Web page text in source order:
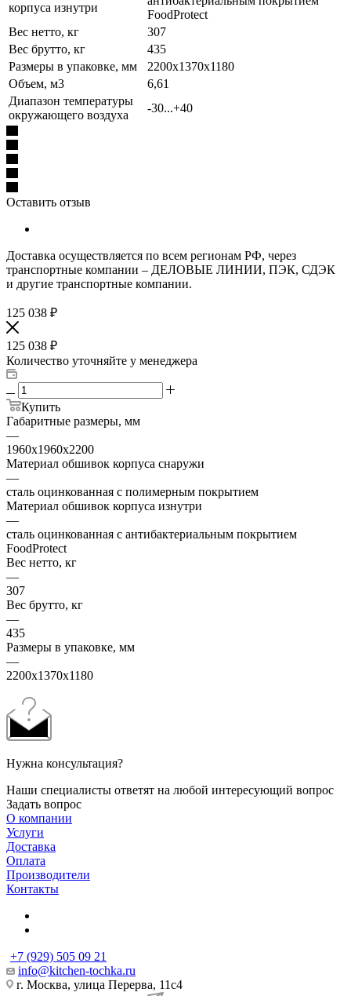
корпуса изнутри
FoodProtect
Вес нетто, кг
307
Вес брутто, кг
435
Размеры в упаковке, мм
2200x1370x1180
Объем, м3
6,61
Диапазон температуры
окружающего воздуха
-30...+40
Оставить отзыв
Доставка осуществляется по всем регионам РФ, через
транспортные компании – ДЕЛОВЫЕ ЛИНИИ, ПЭК, СДЭК
и другие транспортные компании.
125 038 ₽
125 038 ₽
Количество уточняйте у менеджера
Купить
Габаритные размеры, мм
—
1960х1960х2200
Материал обшивок корпуса снаружи
—
сталь оцинкованная с полимерным покрытием
Материал обшивок корпуса изнутри
—
сталь оцинкованная с антибактериальным покрытием
FoodProtect
Вес нетто, кг
—
307
Вес брутто, кг
—
435
Размеры в упаковке, мм
—
2200x1370x1180
Нужна консультация?
Наши специалисты ответят на любой интересующий вопрос
Задать вопрос
О компании
Услуги
Доставка
Оплата
Производители
Контакты
+7 (929) 505 09 21
info@kitchen-tochka.ru
г. Москва, улица Перерва, 11с4